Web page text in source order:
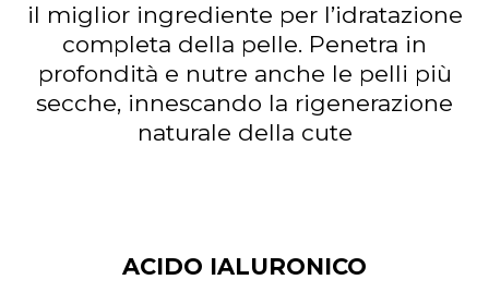
il miglior ingrediente per l’idratazione
completa della pelle. Penetra in
profondità e nutre anche le pelli più
secche, innescando la rigenerazione
naturale della cute
ACIDO IALURONICO